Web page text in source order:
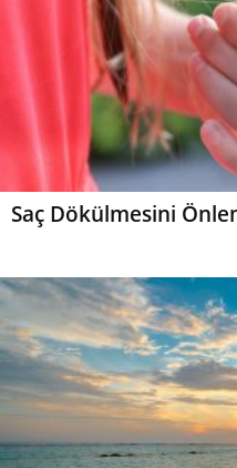
Saç Dökülmesini